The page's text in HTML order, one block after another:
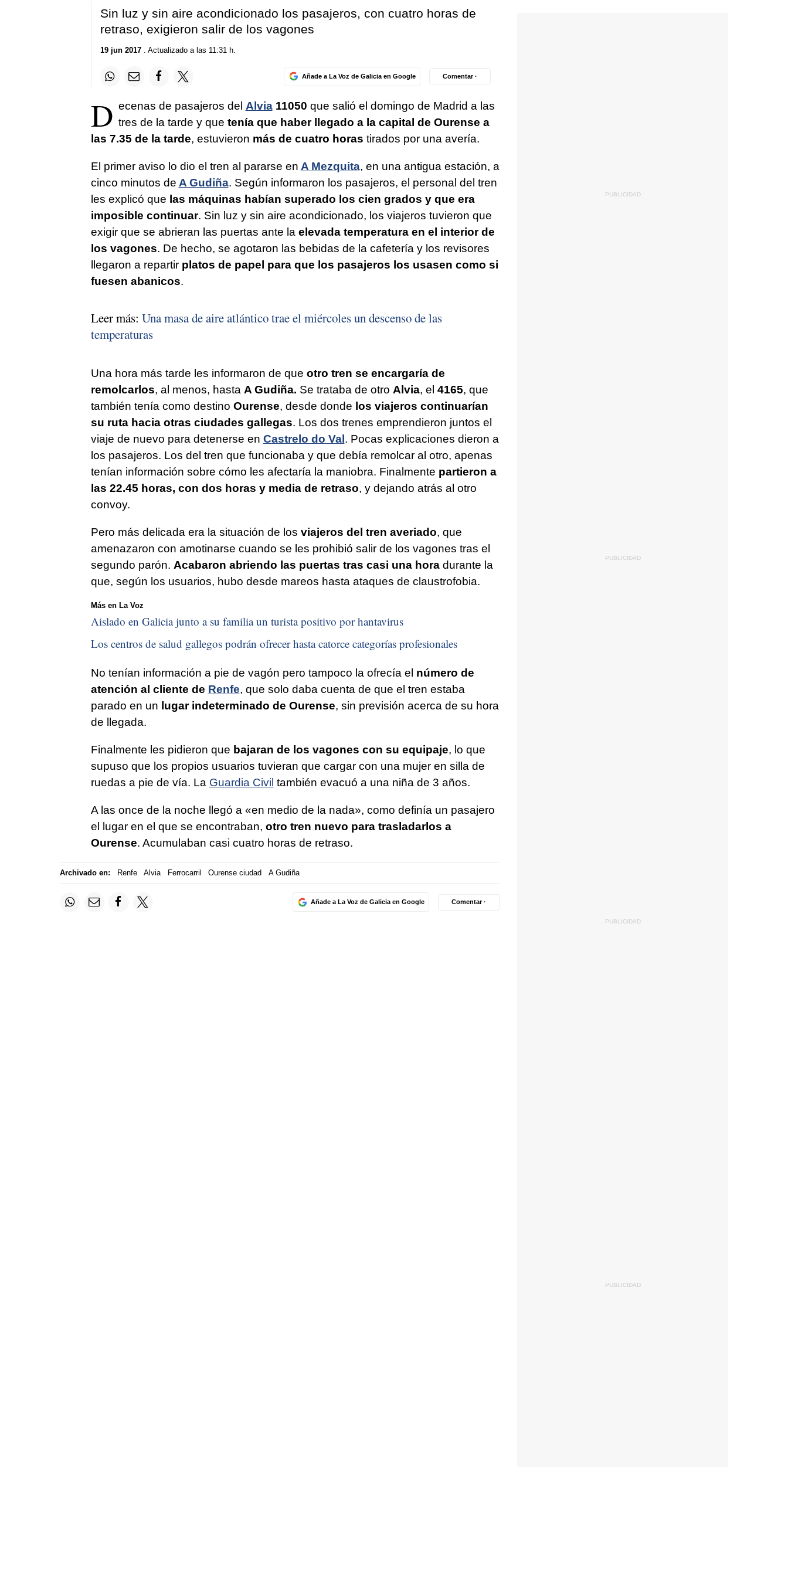
Volume
Sin luz y sin aire acondicionado los pasajeros, con cuatro horas de
retraso, exigieron salir de los vagones
19 jun 2017. Actualizado a las 11:31 h.
Añade a La Voz de Galicia en Google Comentar ·
D ecenas de pasajeros del Alvia11050 que salió el domingo de Madrid a las
tres de la tarde y que tenía que haber llegado a la capital de Ourense a
las 7.35 de la tarde, estuvieron más de cuatro horas tirados por una avería.
El primer aviso lo dio el tren al pararse en A Mezquita, en una antigua estación, a
cinco minutos de A Gudiña. Según informaron los pasajeros, el personal del tren
les explicó que las máquinas habían superado los cien grados y que era
imposible continuar. Sin luz y sin aire acondicionado, los viajeros tuvieron que
exigir que se abrieran las puertas ante la elevada temperatura en el interior de
los vagones. De hecho, se agotaron las bebidas de la cafetería y los revisores
llegaron a repartir platos de papel para que los pasajeros los usasen como si
fuesen abanicos.
Leer más: Una masa de aire atlántico trae el miércoles un descenso de las
temperaturas
Una hora más tarde les informaron de que otro tren se encargaría de
remolcarlos, al menos, hasta A Gudiña. Se trataba de otro Alvia, el 4165, que
también tenía como destino Ourense, desde donde los viajeros continuarían
su ruta hacia otras ciudades gallegas. Los dos trenes emprendieron juntos el
viaje de nuevo para detenerse en Castrelo do Val. Pocas explicaciones dieron a
los pasajeros. Los del tren que funcionaba y que debía remolcar al otro, apenas
tenían información sobre cómo les afectaría la maniobra. Finalmente partieron a
las 22.45 horas, con dos horas y media de retraso, y dejando atrás al otro
convoy.
Pero más delicada era la situación de los viajeros del tren averiado, que
amenazaron con amotinarse cuando se les prohibió salir de los vagones tras el
segundo parón. Acabaron abriendo las puertas tras casi una horadurante la
que, según los usuarios, hubo desde mareos hasta ataques de claustrofobia.
Más en La Voz
Aislado en Galicia junto a su familia un turista positivo por hantavirus
Los centros de salud gallegos podrán ofrecer hasta catorce categorías profesionales
No tenían información a pie de vagón pero tampoco la ofrecía el número de
atención al cliente de Renfe, que solo daba cuenta de que el tren estaba
parado en un lugar indeterminado de Ourense, sin previsión acerca de su hora
de llegada.
Finalmente les pidieron que bajaran de los vagones con su equipaje, lo que
supuso que los propios usuarios tuvieran que cargar con una mujer en silla de
ruedas a pie de vía. La Guardia Civil también evacuó a una niña de 3 años.
A las once de la noche llegó a «en medio de la nada», como definía un pasajero
el lugar en el que se encontraban, otro tren nuevo para trasladarlos a
Ourense. Acumulaban casi cuatro horas de retraso.
Archivado en: Renfe Alvia Ferrocarril Ourense ciudad A Gudiña
Añade a La Voz de Galicia en Google Comentar ·